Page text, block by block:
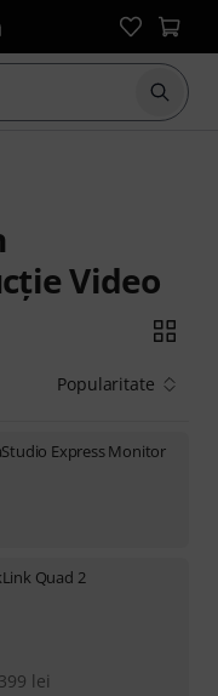
Video
Popularitate
Express Monitor
Quad 2
lei